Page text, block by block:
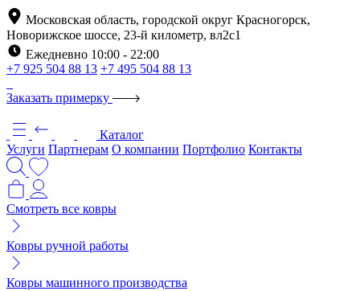
Московская область, городской округ Красногорск,
Новорижское шоссе, 23-й километр, вл2с1
Ежедневно 10:00 - 22:00
+7 925 504 88 13 +7 495 504 88 13
Заказать примерку
Каталог
Услуги Партнерам О компании Портфолио Контакты
Смотреть все ковры
Ковры ручной работы
Ковры машинного производства